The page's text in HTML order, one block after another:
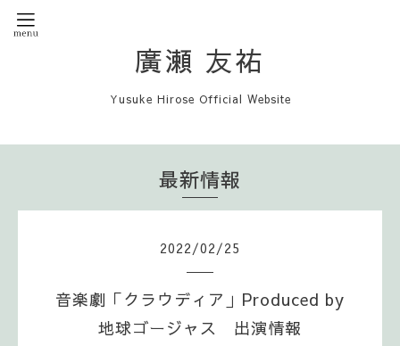
廣瀬 友祐
Yusuke Hirose Official Website
最新情報
2022/02/25
音楽劇「クラウディア」Produced by
地球ゴージャス 出演情報